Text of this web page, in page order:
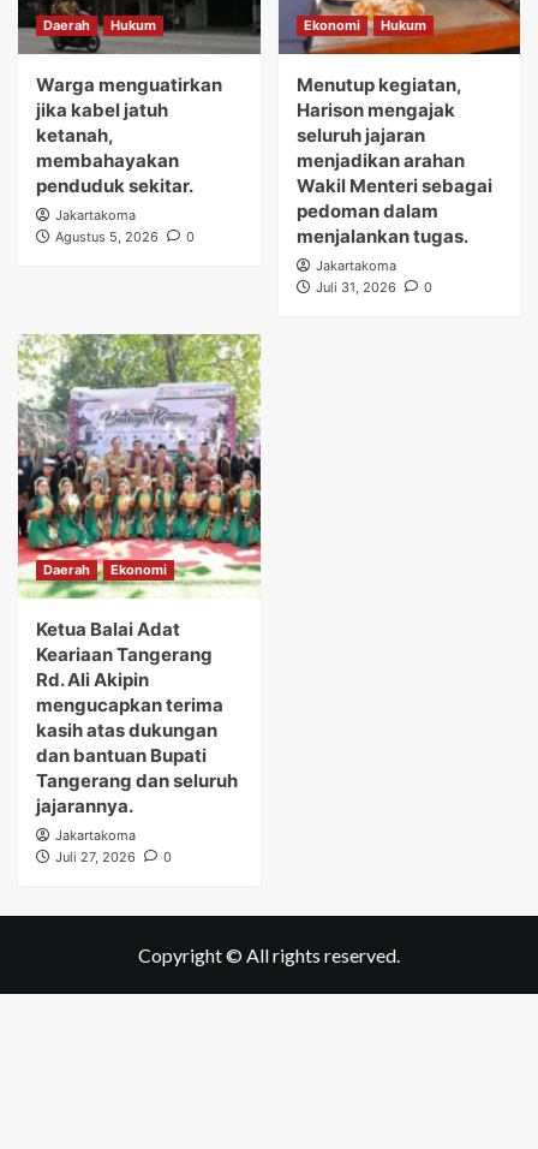
Daerah Hukum
Warga menguatirkan
jika kabel jatuh
ketanah,
membahayakan
penduduk sekitar.
Jakartakoma
Agustus 5, 2026
0
Ekonomi Hukum
Menutup kegiatan,
Harison mengajak
seluruh jajaran
menjadikan arahan
Wakil Menteri sebagai
pedoman dalam
menjalankan tugas.
Jakartakoma
Juli 31, 2026
0
Daerah Ekonomi
Ketua Balai Adat
Keariaan Tangerang
Rd. Ali Akipin
mengucapkan terima
kasih atas dukungan
dan bantuan Bupati
Tangerang dan seluruh
jajarannya.
Jakartakoma
Juli 27, 2026
0
Copyright © All rights reserved.